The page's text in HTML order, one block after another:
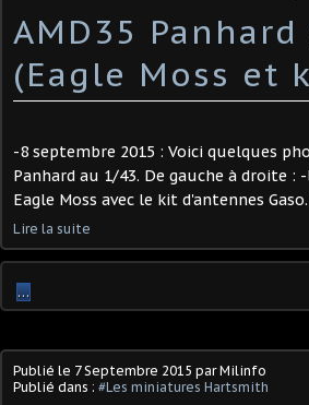
AMD35
(Eagle Moss et
-8 septembre 2015 : Voici quelques
Panhard au 1/43. De gauche à droite
Eagle Moss avec le kit d'antennes
Lire la suite
…
Publié le 7 Septembre 2015 par Milinfo
Publié dans : #Les miniatures Hartsmith